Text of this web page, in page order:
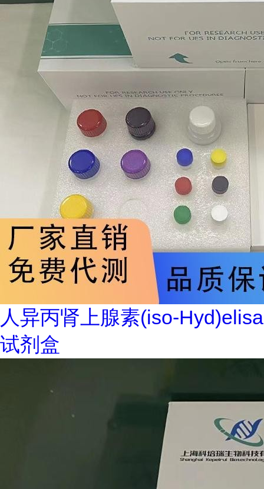
人异丙肾上腺素(iso-Hyd)elisa
试剂盒